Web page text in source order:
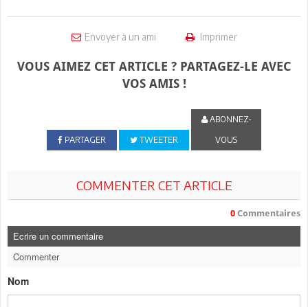
Envoyer à un ami Imprimer
VOUS AIMEZ CET ARTICLE ? PARTAGEZ-LE AVEC
VOS AMIS !
PARTAGER TWEETER
ABONNEZ-
VOUS
COMMENTER CET ARTICLE
0 Commentaires
Ecrire un commentaire
Commenter
Nom